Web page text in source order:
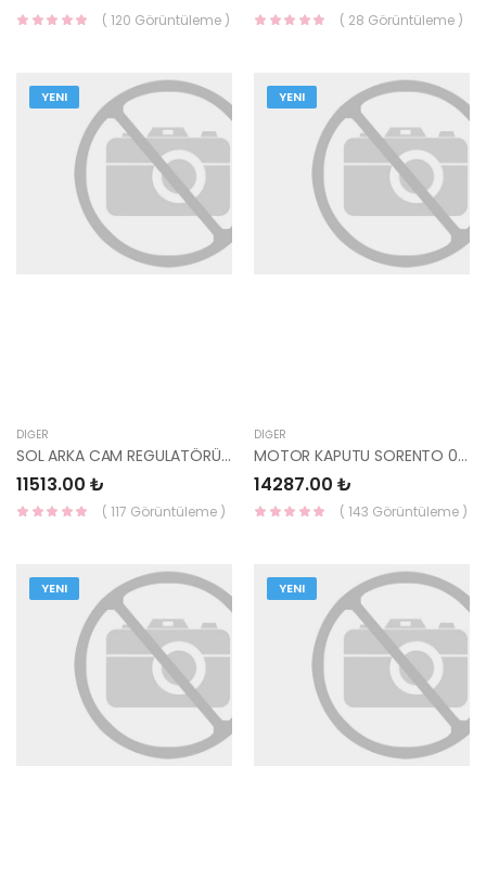
( 120 Görüntüleme ) ( 28 Görüntüleme )
YENI
DIĞER
SOL ARKA CAM REGULATÖRÜ 83471-3X000-HMC
11513.00 ₺
( 117 Görüntüleme )
YENI
DIĞER
MOTOR KAPUTU SORENTO 03-10 66400-3E010-TW
14287.00 ₺
( 143 Görüntüleme )
YENI YENI